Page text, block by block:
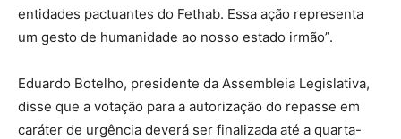
entidades pactuantes do Fethab. Essa ação representa
um gesto de humanidade ao nosso estado irmão”.
Eduardo Botelho, presidente da Assembleia Legislativa,
disse que a votação para a autorização do repasse em
caráter de urgência deverá ser finalizada até a quarta-